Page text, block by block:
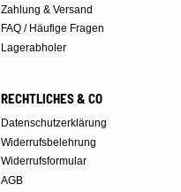
Zahlung & Versand
FAQ / Häufige Fragen
Lagerabholer
RECHTLICHES & CO
Datenschutzerklärung
Widerrufsbelehrung
Widerrufsformular
AGB